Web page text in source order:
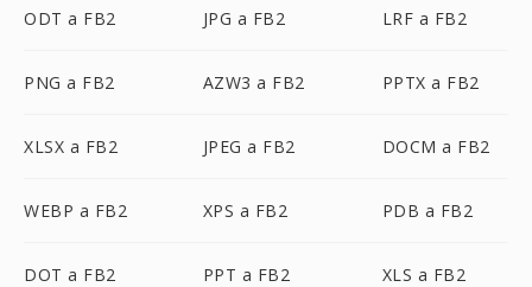
ODT a FB2 JPG a FB2 LRF a FB2
PNG a FB2 AZW3 a FB2 PPTX a FB2
XLSX a FB2 JPEG a FB2 DOCM a FB2
WEBP a FB2 XPS a FB2 PDB a FB2
DOT a FB2 PPT a FB2 XLS a FB2